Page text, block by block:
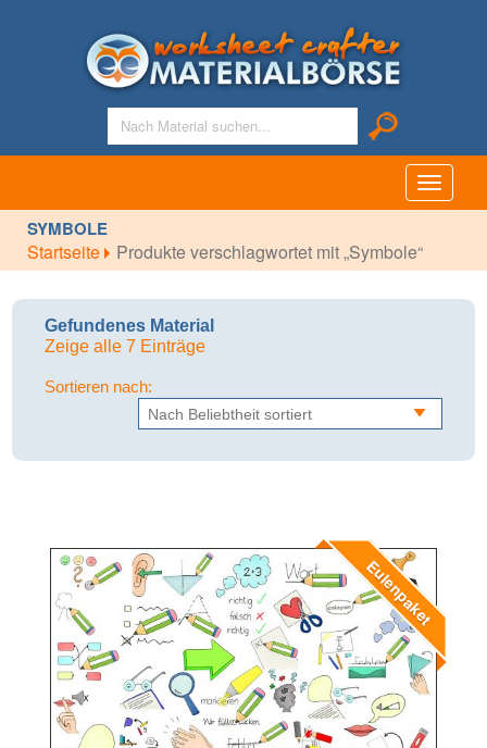
Toggle
SYMBOLE
Startseite Produkte verschlagwortet mit „Symbole“
Gefundenes Material
Zeige alle 7 Einträge
Sortieren nach:
Eulenpaket